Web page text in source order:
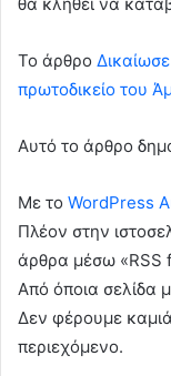
To άρθρο
πρωτοδικείο του
Αυτό το άρθρο
Με το WordPress
Πλέον στην
άρθρα μέσω «RSS
Από όποια σελίδα
Δεν φέρουμε
περιεχόμενο.